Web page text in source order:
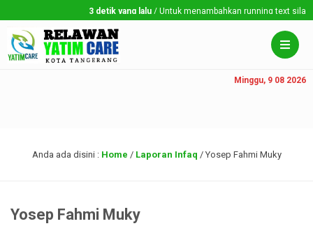
3 detik yang lalu / Untuk menambahkan running text
Minggu, 9 08 2026
Anda ada disini : Home / Laporan Infaq / Yosep Fahmi Muky
Yosep Fahmi Muky